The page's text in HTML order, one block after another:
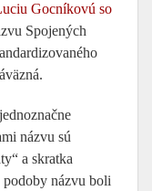
Gocníkovú so
Spojených
jednoznačne
názvu sú
a skratka
názvu boli